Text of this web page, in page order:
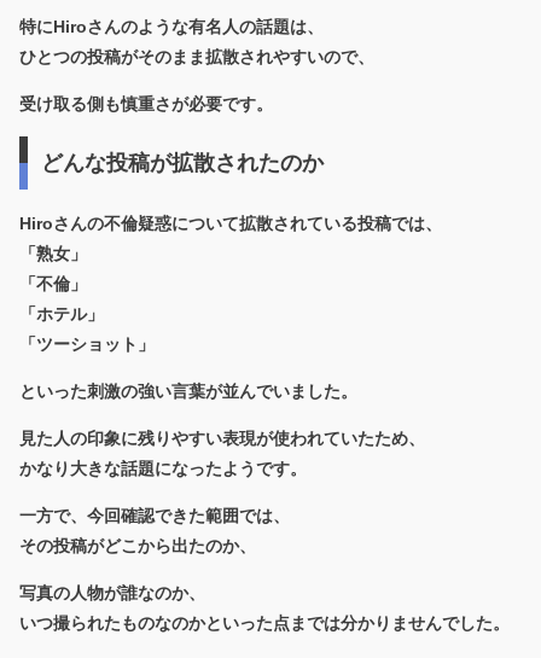
特にHiroさんのような有名人の話題は、
ひとつの投稿がそのまま拡散されやすいので、
受け取る側も慎重さが必要です。
どんな投稿が拡散されたのか
Hiroさんの不倫疑惑について拡散されている投稿では、
「熟女」
「不倫」
「ホテル」
「ツーショット」
といった刺激の強い言葉が並んでいました。
見た人の印象に残りやすい表現が使われていたため、
かなり大きな話題になったようです。
一方で、今回確認できた範囲では、
その投稿がどこから出たのか、
写真の人物が誰なのか、
いつ撮られたものなのかといった点までは分かりませんでした。